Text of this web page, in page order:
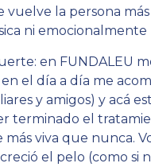
vuelve la persona más
ni emocionalmente
en FUNDALEU
en el día a día me
y amigos) y acá
terminado el
más viva que nunca.
creció el pelo (como si